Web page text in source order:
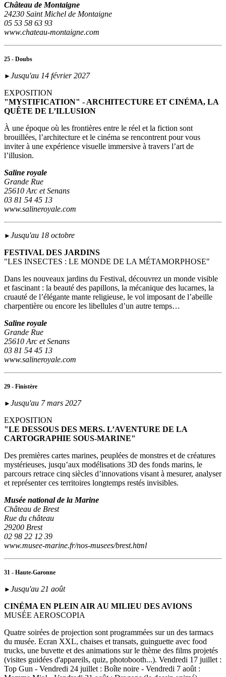
Château de Montaigne
24230 Saint Michel de Montaigne
05 53 58 63 93
www.chateau-montaigne.com
25 - Doubs
► Jusqu'au 14 février 2027
EXPOSITION
"MYSTIFICATION" - ARCHITECTURE ET CINÉMA, LA
QUÊTE DE L’ILLUSION
À une époque où les frontières entre le réel et la fiction sont
brouillées, l’architecture et le cinéma se rencontrent pour vous
inviter à une expérience visuelle immersive à travers l’art de
l’illusion.
Saline royale
Grande Rue
25610 Arc et Senans
03 81 54 45 13
www.salineroyale.com
► Jusqu'au 18 octobre
FESTIVAL DES JARDINS
"LES INSECTES : LE MONDE DE LA MÉTAMORPHOSE"
Dans les nouveaux jardins du Festival, découvrez un monde visible
et fascinant : la beauté des papillons, la mécanique des lucarnes, la
cruauté de l’élégante mante religieuse, le vol imposant de l’abeille
charpentière ou encore les libellules d’un autre temps…
Saline royale
Grande Rue
25610 Arc et Senans
03 81 54 45 13
www.salineroyale.com
29 - Finistère
► Jusqu'au 7 mars 2027
EXPOSITION
"LE DESSOUS DES MERS. L’AVENTURE DE LA
CARTOGRAPHIE SOUS-MARINE"
Des premières cartes marines, peuplées de monstres et de créatures
mystérieuses, jusqu’aux modélisations 3D des fonds marins, le
parcours retrace cinq siècles d’innovations visant à mesurer, analyser
et représenter ces territoires longtemps restés invisibles.
Musée national de la Marine
Château de Brest
Rue du château
29200 Brest
02 98 22 12 39
www.musee-marine.fr/nos-musees/brest.html
31 - Haute-Garonne
► Jusqu'au 21 août
CINÉMA EN PLEIN AIR AU MILIEU DES AVIONS
MUSÉE AEROSCOPIA
Quatre soirées de projection sont programmées sur un des tarmacs
du musée. Ecran XXL, chaises et transats, guinguette avec food
trucks, une buvette et des animations sur le thème des films projetés
(visites guidées d'appareils, quiz, photobooth...). Vendredi 17 juillet :
Top Gun - Vendredi 24 juillet : Boîte noire - Vendredi 7 août :